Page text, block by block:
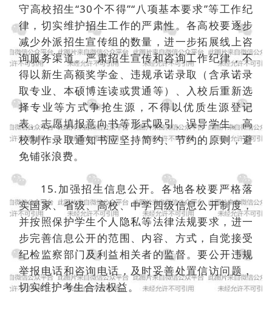
守高校招生“30个不得”“八项基本要求”等工作纪
律，切实维护招生工作的严肃性。各高校要逐步
减少外派招生宣传组的数量，进一步拓展线上咨
询服务渠道。严肃招生宣传和咨询工作纪律，不
得以新生高额奖学金、违规承诺录取（含承诺录
取专业、本硕博连读或贯通等）、入校后重新选
择专业等方式争抢生源，不得以优质生源登记
表、志愿填报意向书等形式吸引、误导学生。高
校制作录取通知书应坚持简约、节约的原则，避
免铺张浪费。
15.加强招生信息公开。各地各校要严格落
实国家、省级、高校、中学四级信息公开制度，
并按照保护学生个人隐私等法律法规要求，进一
步完善信息公开的范围、内容、方式，自觉接受
纪检监察部门及利益相关者的监督。要公开违规
举报电话和咨询电话，及时妥善处置信访问题，
切实维护考生合法权益。